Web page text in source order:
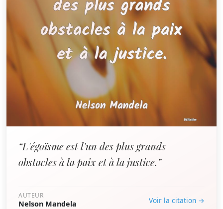
“L'égoïsme est l'un des plus grands
obstacles à la paix et à la justice.”
AUTEUR
Nelson Mandela Voir la citation →